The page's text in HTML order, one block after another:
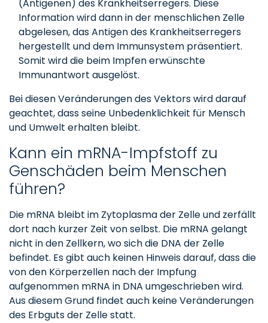
(Antigenen) des Krankheitserregers. Diese
Information wird dann in der menschlichen Zelle
abgelesen, das Antigen des Krankheitserregers
hergestellt und dem Immunsystem präsentiert.
Somit wird die beim Impfen erwünschte
Immunantwort ausgelöst.
Bei diesen Veränderungen des Vektors wird darauf
geachtet, dass seine Unbedenklichkeit für Mensch
und Umwelt erhalten bleibt.
Kann ein mRNA-Impfstoff zu
Genschäden beim Menschen
führen?
Die mRNA bleibt im Zytoplasma der Zelle und zerfällt
dort nach kurzer Zeit von selbst. Die mRNA gelangt
nicht in den Zellkern, wo sich die DNA der Zelle
befindet. Es gibt auch keinen Hinweis darauf, dass die
von den Körperzellen nach der Impfung
aufgenommen mRNA in DNA umgeschrieben wird.
Aus diesem Grund findet auch keine Veränderungen
des Erbguts der Zelle statt.